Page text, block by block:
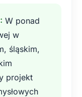
W ponad
w
śląskim,
projekt